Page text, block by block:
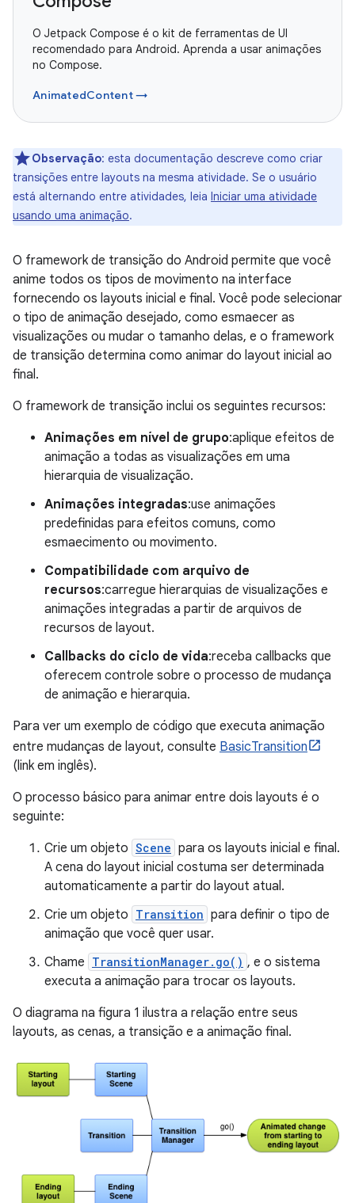
O Jetpack Compose é o kit de ferramentas de UI
recomendado para Android. Aprenda a usar animações
no Compose.
AnimatedContent →
Observação: esta documentação descreve como criar
transições entre layouts na mesma atividade. Se o usuário
está alternando entre atividades, leia Iniciar uma atividade
usando uma animação.
O framework de transição do Android permite que você
anime todos os tipos de movimento na interface
fornecendo os layouts inicial e final. Você pode selecionar
o tipo de animação desejado, como esmaecer as
visualizações ou mudar o tamanho delas, e o framework
de transição determina como animar do layout inicial ao
final.
O framework de transição inclui os seguintes recursos:
Animações em nível de grupo:aplique efeitos de
animação a todas as visualizações em uma
hierarquia de visualização.
Animações integradas:use animações
predefinidas para efeitos comuns, como
esmaecimento ou movimento.
Compatibilidade com arquivo de
recursos:carregue hierarquias de visualizações e
animações integradas a partir de arquivos de
recursos de layout.
Callbacks do ciclo de vida:receba callbacks que
oferecem controle sobre o processo de mudança
de animação e hierarquia.
Para ver um exemplo de código que executa animação
entre mudanças de layout, consulte BasicTransition
(link em inglês).
O processo básico para animar entre dois layouts é o
seguinte:
Crie um objeto Scene para os layouts inicial e final.
A cena do layout inicial costuma ser determinada
automaticamente a partir do layout atual.
Crie um objeto Transition para definir o tipo de
animação que você quer usar.
Chame TransitionManager.go() , e o sistema
executa a animação para trocar os layouts.
O diagrama na figura 1 ilustra a relação entre seus
layouts, as cenas, a transição e a animação final.